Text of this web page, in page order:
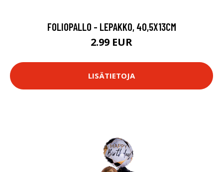
FOLIOPALLO - LEPAKKO, 40,5X13CM
2.99 EUR
LISÄTIETOJA